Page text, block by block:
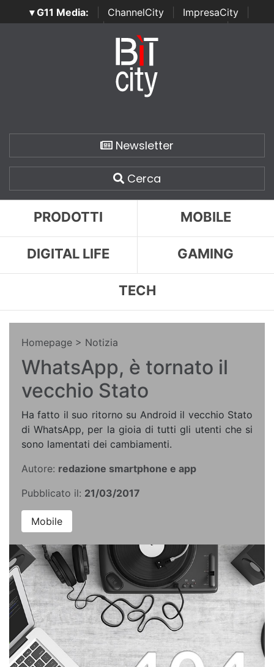
▾ G11 Media: ChannelCity ImpresaCity
SecurityOpenLab | Italian Channel Awards | Italian
Italian Security Awards
Newsletter
Cerca
PRODOTTI MOBILE
DIGITAL LIFE GAMING
TECH
Homepage > Notizia
WhatsApp, è tornato il
vecchio Stato
Ha fatto il suo ritorno su Android il vecchio Stato
di WhatsApp, per la gioia di tutti gli utenti che si
sono lamentati dei cambiamenti.
Autore: redazione smartphone e app
Pubblicato il: 21/03/2017
Mobile